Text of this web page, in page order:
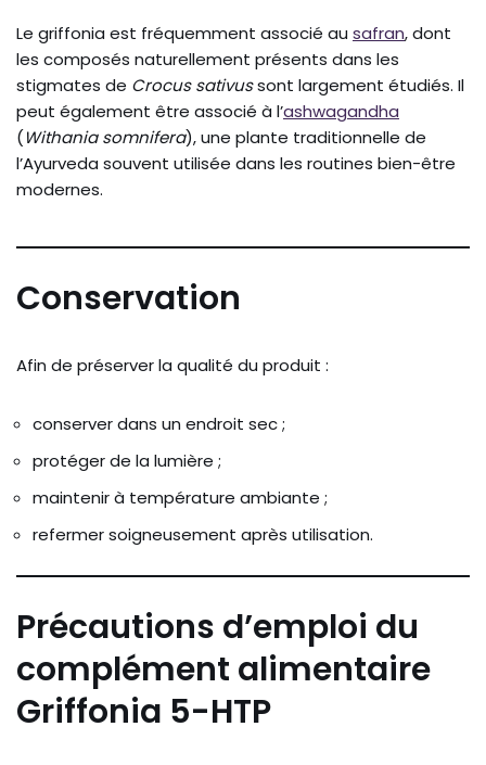
Le griffonia est fréquemment associé au safran, dont
les composés naturellement présents dans les
stigmates de Crocus sativussont largement étudiés. Il
peut également être associé à l’ashwagandha
(Withania somnifera), une plante traditionnelle de
l’Ayurveda souvent utilisée dans les routines bien-être
modernes.
Conservation
Afin de préserver la qualité du produit :
conserver dans un endroit sec ;
protéger de la lumière ;
maintenir à température ambiante ;
refermer soigneusement après utilisation.
Précautions d’emploi du
complément alimentaire
Griffonia 5-HTP